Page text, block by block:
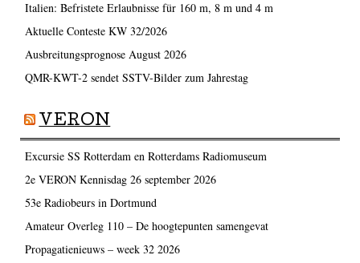
Italien: Befristete Erlaubnisse für 160 m, 8 m und 4 m
Aktuelle Conteste KW 32/2026
Ausbreitungsprognose August 2026
QMR-KWT-2 sendet SSTV-Bilder zum Jahrestag
VERON
Excursie SS Rotterdam en Rotterdams Radiomuseum
2e VERON Kennisdag 26 september 2026
53e Radiobeurs in Dortmund
Amateur Overleg 110 – De hoogtepunten samengevat
Propagatienieuws – week 32 2026